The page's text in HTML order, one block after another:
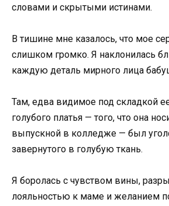
словами и скрытыми истинами.
В тишине мне казалось, что мое
слишком громко. Я наклонилась
каждую деталь мирного лица
Там, едва видимое под складкой
голубого платья — того, что она
выпускной в колледже — был
завернутого в голубую ткань.
Я боролась с чувством вины,
лояльностью к маме и желанием